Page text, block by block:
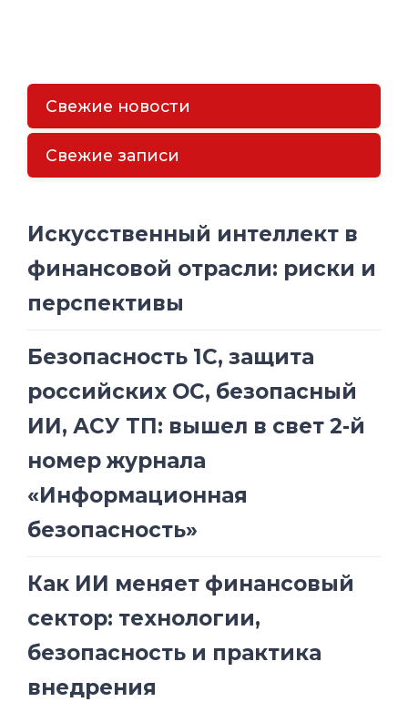
Свежие новости
Свежие записи
Искусственный интеллект в
финансовой отрасли: риски и
перспективы
Безопасность 1С, защита
российских ОС, безопасный
ИИ, АСУ ТП: вышел в свет 2-й
номер журнала
«Информационная
безопасность»
Как ИИ меняет финансовый
сектор: технологии,
безопасность и практика
внедрения